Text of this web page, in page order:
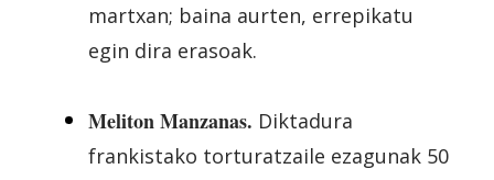
martxan; baina aurten, errepikatu
egin dira erasoak.
Meliton Manzanas. Diktadura
frankistako torturatzaile ezagunak 50